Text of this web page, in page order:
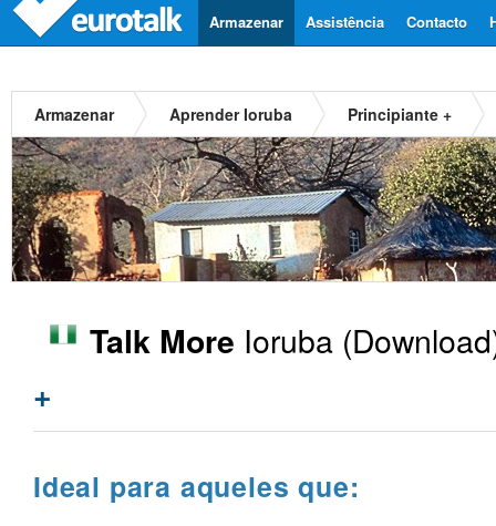
Contacto
Assistência
Armazenar
Armazenar Aprender Ioruba Principiante +
Talk More Ioruba
+
Ideal para aqueles que: